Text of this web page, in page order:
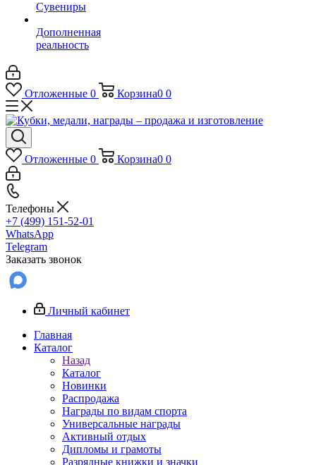
Сувениры
Дополненная
реальность
Отложенные 0 Корзина0 0
Отложенные 0 Корзина0 0
Телефоны
+7 (499) 151-52-01
WhatsApp
Telegram
Заказать звонок
Личный кабинет
Главная
Каталог
Назад
Каталог
Новинки
Распродажа
Награды по видам спорта
Универсальные награды
Активный отдых
Дипломы и грамоты
Разрядные книжки и значки